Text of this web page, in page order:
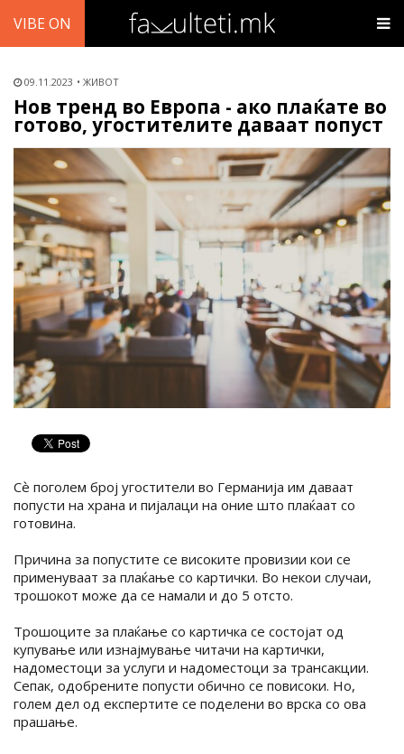
VIBE ON
09.11.2023 ЖИВОТ
Нов тренд во Европа - ако плаќате во
готово, угостителите даваат попуст
Сѐ поголем број угостители во Германија им даваат
попусти на храна и пијалаци на оние што плаќаат со
готовина.
Причина за попустите се високите провизии кои се
применуваат за плаќање со картички. Во некои случаи,
трошокот може да се намали и до 5 отсто.
Трошоците за плаќање со картичка се состојат од
купување или изнајмување читачи на картички,
надоместоци за услуги и надоместоци за трансакции.
Сепак, одобрените попусти обично се повисоки. Но,
голем дел од експертите се поделени во врска со ова
прашање.